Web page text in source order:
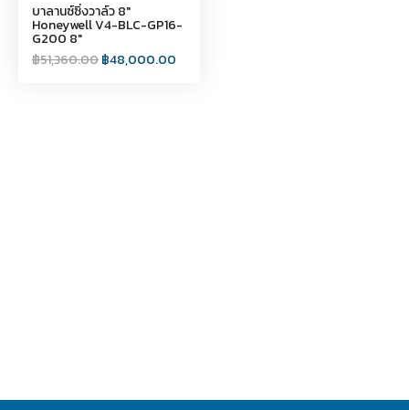
บาลานซ์ซิ่งวาล์ว 8"
Honeywell V4-BLC-GP16-
G200 8"
฿51,360.00฿48,000.00